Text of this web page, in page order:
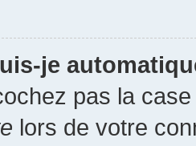
je
pas la
lors de votre